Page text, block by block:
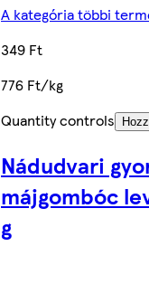
A kategória többi
349 Ft
776 Ft/kg
Quantity controls
Nádudvari
májgombóc
g